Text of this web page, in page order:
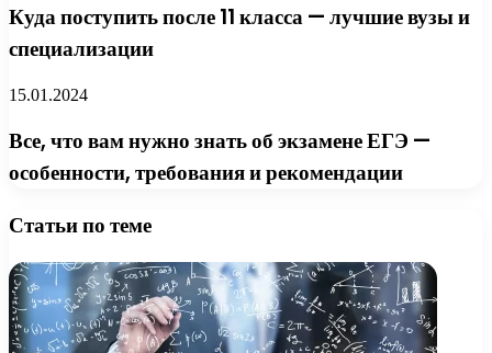
Куда поступить после 11 класса — лучшие вузы и
специализации
15.01.2024
Все, что вам нужно знать об экзамене ЕГЭ —
особенности, требования и рекомендации
Статьи по теме